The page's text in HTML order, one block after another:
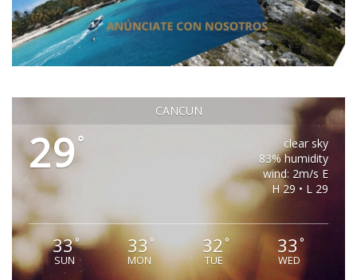
CANCUN
29°
clear sky
83% humidity
wind: 2m/s E
H 29 • L 29
33°
SUN
33°
MON
32°
TUE
33°
WED